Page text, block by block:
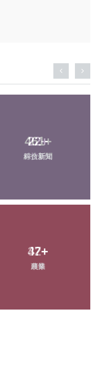
461+
綜合新聞
32+
頭條
22+
科技新知
47+
農業